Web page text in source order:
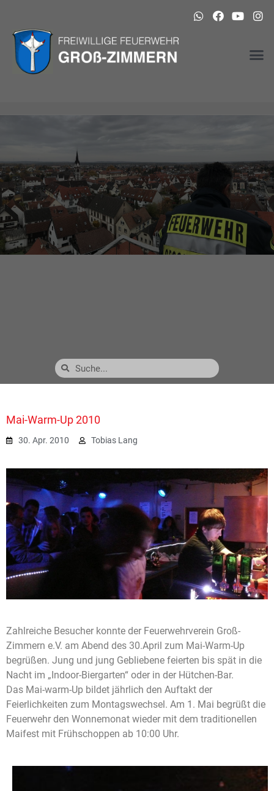
Mai-Warm-Up 2010
30. Apr. 2010 Tobias Lang
Zahlreiche Besucher konnte der Feuerwehrverein Groß-
Zimmern e.V. am Abend des 30.April zum Mai-Warm-Up
begrüßen. Jung und jung Gebliebene feierten bis spät in die
Nacht im „Indoor-Biergarten“ oder in der Hütchen-Bar.
Das Mai-warm-Up bildet jährlich den Auftakt der
Feierlichkeiten zum Montagswechsel. Am 1. Mai begrüßt die
Feuerwehr den Wonnemonat wieder mit dem traditionellen
Maifest mit Frühschoppen ab 10:00 Uhr.